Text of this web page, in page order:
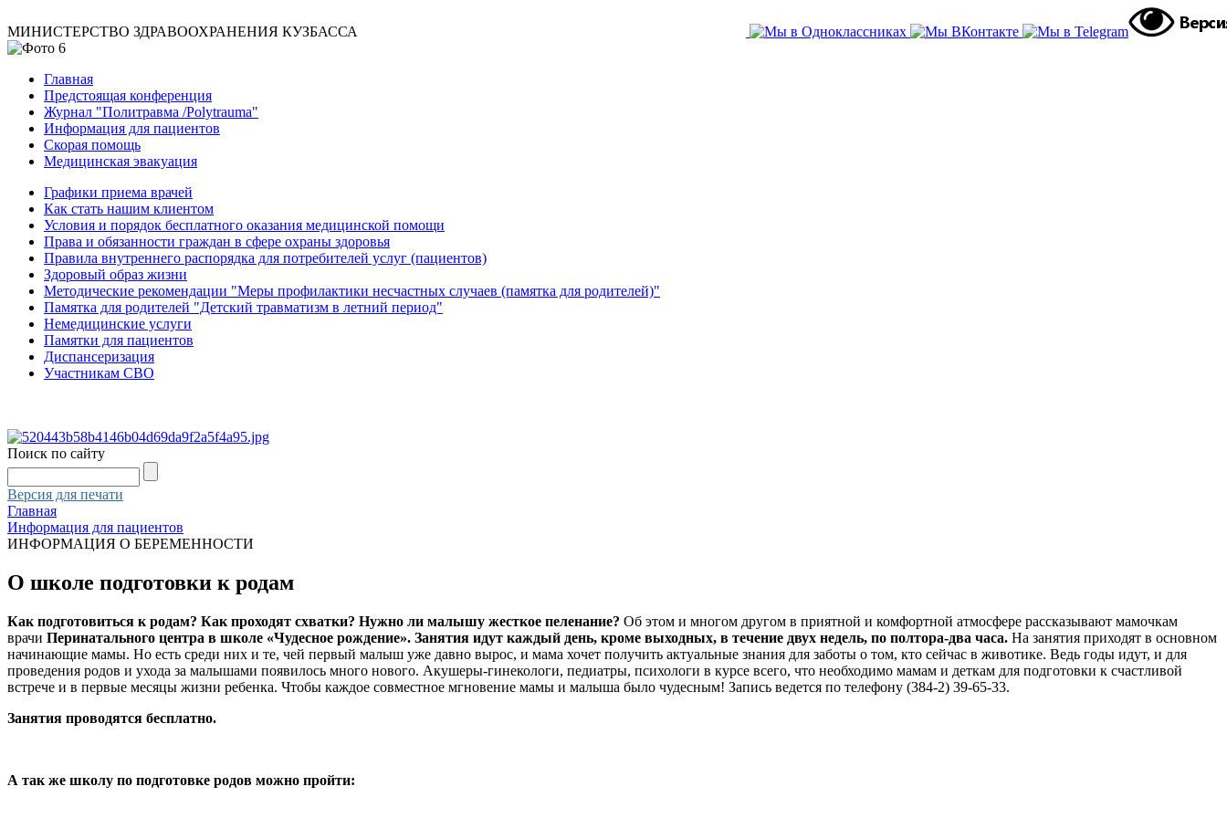
МИНИСТЕРСТВО ЗДРАВООХРАНЕНИЯ КУЗБАССА
Главная
Предстоящая конференция
Журнал "Политравма /Polytrauma"
Информация для пациентов
Скорая помощь
Медицинская эвакуация
Графики приема врачей
Как стать нашим клиентом
Условия и порядок бесплатного оказания медицинской помощи
Права и обязанности граждан в сфере охраны здоровья
Правила внутреннего распорядка для потребителей услуг (пациентов)
Здоровый образ жизни
Методические рекомендации "Меры профилактики несчастных случаев (памятка для родителей)"
Памятка для родителей "Детский травматизм в летний период"
Немедицинские услуги
Памятки для пациентов
Диспансеризация
Участникам СВО
Поиск по сайту
Версия для печати
Главная
Информация для пациентов
ИНФОРМАЦИЯ О БЕРЕМЕННОСТИ
О школе подготовки к родам
Как подготовиться к родам? Как проходят схватки? Нужно ли малышу жесткое пеленание? Об этом и многом другом в приятной и комфортной атмосфере рассказывают мамочкам
врачи Перинатального центра в школе «Чудесное рождение». Занятия идут каждый день, кроме выходных, в течение двух недель, по полтора-два часа. На занятия приходят в основном
начинающие мамы. Но есть среди них и те, чей первый малыш уже давно вырос, и мама хочет получить актуальные знания для заботы о том, кто сейчас в животике. Ведь годы идут, и для
проведения родов и ухода за малышами появилось много нового. Акушеры-гинекологи, педиатры, психологи в курсе всего, что необходимо мамам и деткам для подготовки к счастливой
встрече и в первые месяцы жизни ребенка. Чтобы каждое совместное мгновение мамы и малыша было чудесным! Запись ведется по телефону (384-2) 39-65-33.
Занятия проводятся бесплатно.
А так же школу по подготовке родов можно пройти: